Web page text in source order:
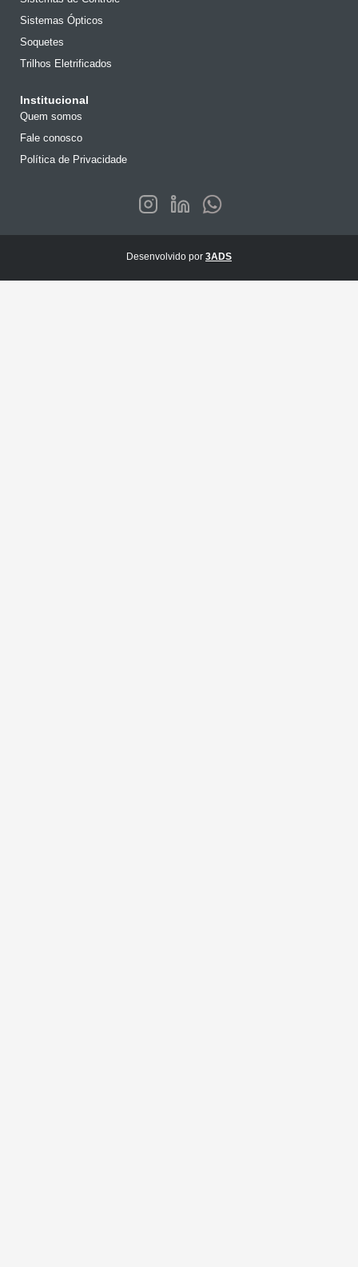
Sistemas Ópticos
Soquetes
Trilhos Eletrificados
Institucional
Quem somos
Fale conosco
Política de Privacidade
Desenvolvido por 3ADS